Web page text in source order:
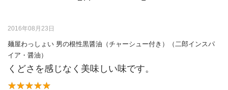
2016年08月23日
麺屋わっしょい 男の根性黒醤油（チャーシュー付き）（二郎インスパ
イア・醤油）
くどさを感じなく美味しい味です。